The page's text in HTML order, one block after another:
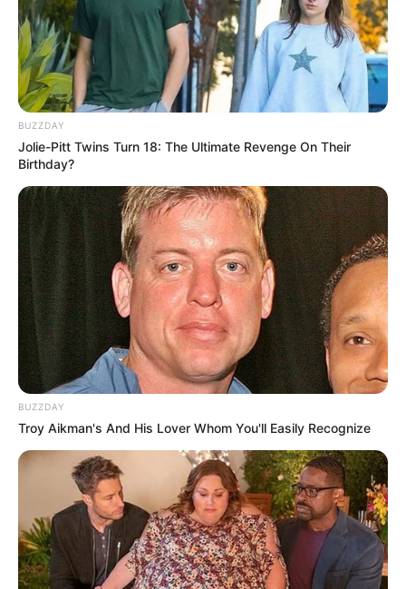
BUZZDAY
Jolie-Pitt Twins Turn 18: The Ultimate Revenge On Their
Birthday?
BUZZDAY
Troy Aikman's And His Lover Whom You'll Easily Recognize